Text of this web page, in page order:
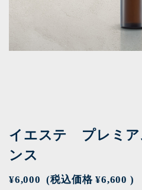
イエステ プレミア
ンス
¥6,000 (税込価格 ¥6,600 )